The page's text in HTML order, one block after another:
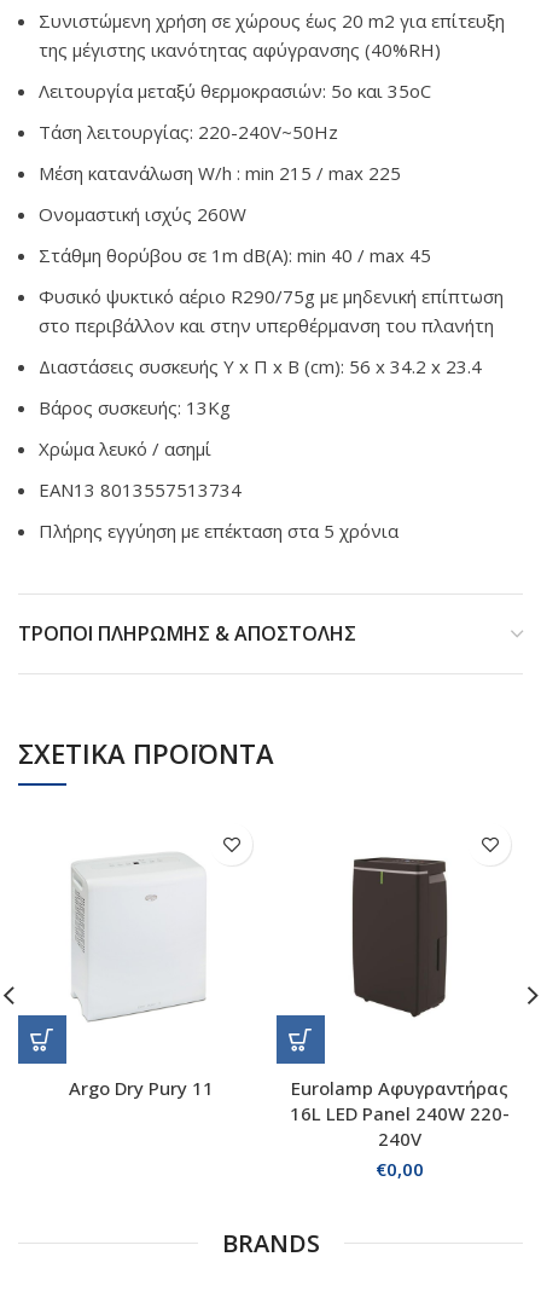
Συνιστώμενη χρήση σε χώρους έως 20 m2 για επίτευξη
της μέγιστης ικανότητας αφύγρανσης (40%RH)
Λειτουργία μεταξύ θερμοκρασιών: 5ο και 35οC
Τάση λειτουργίας: 220-240V~50Hz
Μέση κατανάλωση W/h : min 215 / max 225
Oνομαστική ισχύς 260W
Στάθμη θορύβου σε 1m dB(A): min 40 / max 45
Φυσικό ψυκτικό αέριο R290/75g με μηδενική επίπτωση
στο περιβάλλον και στην υπερθέρμανση του πλανήτη
Διαστάσεις συσκευής Υ x Π x Β (cm): 56 x 34.2 x 23.4
Βάρος συσκευής: 13Κg
Χρώμα λευκό / ασημί
EAN13 8013557513734
Πλήρης εγγύηση με επέκταση στα 5 χρόνια
ΤΡΟΠΟΙ ΠΛΗΡΩΜΗΣ & ΑΠΟΣΤΟΛΗΣ
ΣΧΕΤΙΚΑ ΠΡΟΪΟΝΤΑ
Argo Dry Pury 11
Eurolamp Αφυγραντήρας
16L LED Panel 240W 220-
240V
€0,00
BRANDS